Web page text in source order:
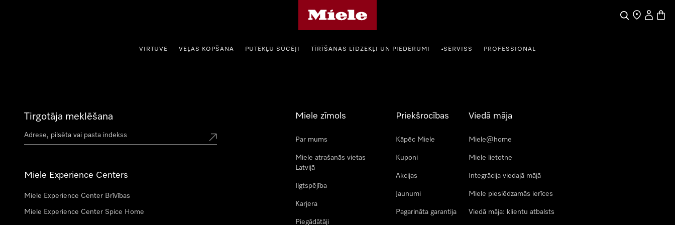
Meklēšana
TirgotājaLietotāja
VIRTUVE VEĻAS KOPŠANA PUTEKĻU SŪCĒJI TĪRĪŠANAS LĪDZEKĻI UN PIEDERUMI •SERVISS PROFESSIONAL
Tirgotāja meklēšana
Miele Experience Centers
Miele Experience Center Brīvības
Miele Experience Center Spice Home
Miele zīmols
Par mums
Miele atrašanās vietas
Latvijā
Ilgtspējība
Karjera
Piegādātāji
Priekšrocības
Kāpēc Miele
Kuponi
Akcijas
Jaunumi
Pagarināta garantija
Viedā māja
Miele@home
Miele lietotne
Integrācija viedajā mājā
Miele pieslēdzamās ierīces
Viedā māja: klientu atbalsts